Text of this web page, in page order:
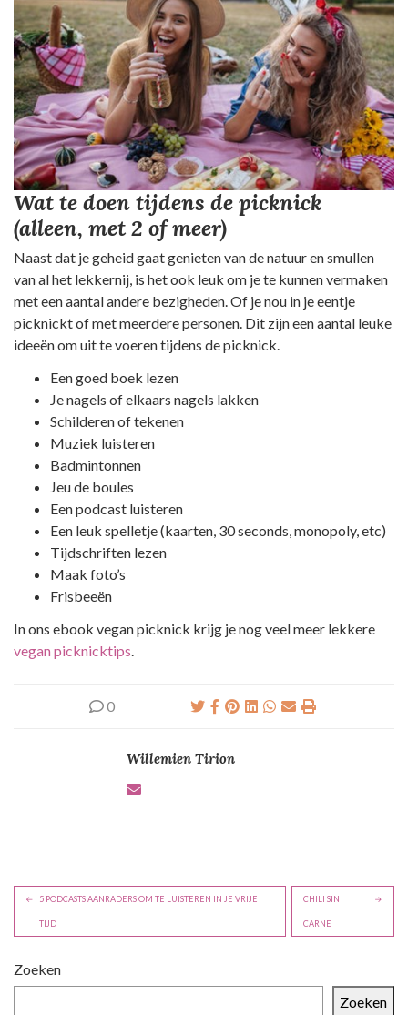
Wat te doen tijdens de picknick
(alleen, met 2 of meer)
Naast dat je geheid gaat genieten van de natuur en smullen
van al het lekkernij, is het ook leuk om je te kunnen vermaken
met een aantal andere bezigheden. Of je nou in je eentje
picknickt of met meerdere personen. Dit zijn een aantal leuke
ideeën om uit te voeren tijdens de picknick.
Een goed boek lezen
Je nagels of elkaars nagels lakken
Schilderen of tekenen
Muziek luisteren
Badmintonnen
Jeu de boules
Een podcast luisteren
Een leuk spelletje (kaarten, 30 seconds, monopoly, etc)
Tijdschriften lezen
Maak foto’s
Frisbeeën
In ons ebook vegan picknick krijg je nog veel meer lekkere
vegan picknicktips
0
Willemien Tirion
B
i
5 PODCASTS AANRADERS OM TE LUISTEREN IN JE VRIJE
TIJD
CHILI SIN
CARNE
Zoeken
Zoeken